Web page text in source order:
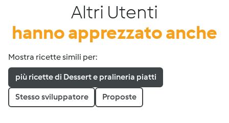
Altri Utenti
hanno apprezzato anche
Mostra ricette simili per:
più ricette di Dessert e pralineria piatti
Stesso sviluppatore Proposte